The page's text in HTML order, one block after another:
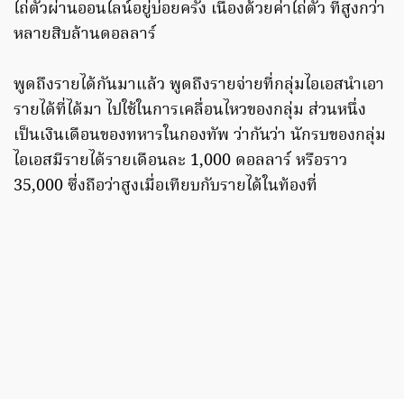
ไถ่ตัวผ่านออนไลน์อยู่บ่อยครั้ง เนื่องด้วยค่าไถ่ตัว ที่สูงกว่า
หลายสิบล้านดอลลาร์
พูดถึงรายได้กันมาแล้ว พูดถึงรายจ่ายที่กลุ่มไอเอสนำเอา
รายได้ที่ได้มา ไปใช้ในการเคลื่อนไหวของกลุ่ม ส่วนหนึ่ง
เป็นเงินเดือนของทหารในกองทัพ ว่ากันว่า นักรบของกลุ่ม
ไอเอสมีรายได้รายเดือนละ 1,000 ดอลลาร์ หรือราว
35,000 ซึ่งถือว่าสูงเมื่อเทียบกับรายได้ในท้องที่